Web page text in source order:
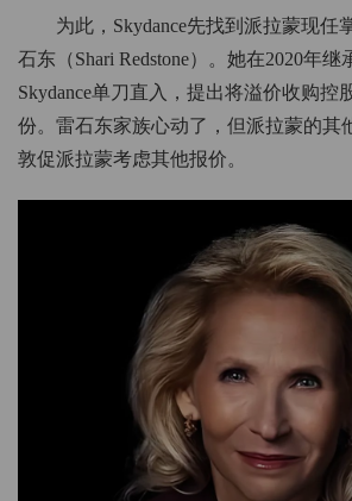
为此，Skydance先找到派拉蒙现
石东（Shari Redstone）。她在2020年继
Skydance单刀直入，提出将溢价收购控
份。雷石东家族心动了，但派拉蒙的其
敦促派拉蒙考虑其他报价。